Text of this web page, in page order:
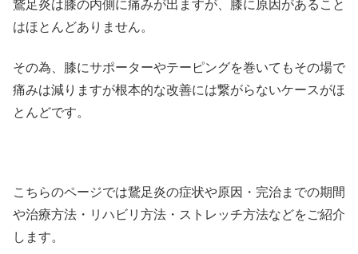
鵞足炎は膝の内側に痛みが出ますが、膝に原因があること
はほとんどありません。
その為、膝にサポーターやテーピングを巻いてもその場で
痛みは減りますが根本的な改善には繋がらないケースがほ
とんどです。
こちらのページでは鵞足炎の症状や原因・完治までの期間
や治療方法・リハビリ方法・ストレッチ方法などをご紹介
します。